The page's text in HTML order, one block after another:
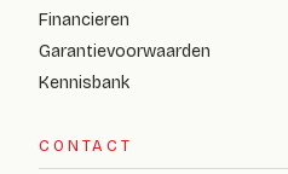
Financieren
Garantievoorwaarden
Kennisbank
CONTACT